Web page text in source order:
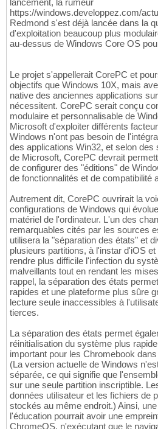
lancement, la rumeur
https://windows.developpez.com/
Redmond s'est déjà lancée dans la
d'exploitation beaucoup plus
au-dessus de Windows Core OS
Le projet s'appellerait CorePC et
objectifs que Windows 10X, mais
native des anciennes applications
nécessitent. CorePC serait conçu
modulaire et personnalisable de
Microsoft d'exploiter différents
Windows n'ont pas besoin de
des applications Win32, et selon des
de Microsoft, CorePC devrait
de configurer des "éditions" de
de fonctionnalités et de compatibilité
Autrement dit, CorePC ouvrirait la
configurations de Windows qui
matériel de l'ordinateur. L'un des
remarquables cités par les sources
utilisera la "séparation des états" et
plusieurs partitions, à l'instar d'iOS
rendre plus difficile l'infection du
malveillants tout en rendant les
rappel, la séparation des états
rapides et une plateforme plus sûre
lecture seule inaccessibles à
tierces.
La séparation des états permet
réinitialisation du système plus
important pour les Chromebook
(La version actuelle de Windows
séparée, ce qui signifie que
sur une seule partition inscriptible.
données utilisateur et les fichiers de
stockés au même endroit.) Ainsi,
l'éducation pourrait avoir une
ChromeOS, n'exécutant que le